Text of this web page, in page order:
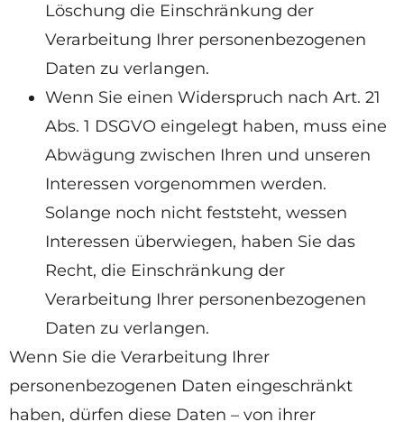
Löschung die Einschränkung der
Verarbeitung Ihrer personenbezogenen
Daten zu verlangen.
Wenn Sie einen Widerspruch nach Art. 21
Abs. 1 DSGVO eingelegt haben, muss eine
Abwägung zwischen Ihren und unseren
Interessen vorgenommen werden.
Solange noch nicht feststeht, wessen
Interessen überwiegen, haben Sie das
Recht, die Einschränkung der
Verarbeitung Ihrer personenbezogenen
Daten zu verlangen.
Wenn Sie die Verarbeitung Ihrer
personenbezogenen Daten eingeschränkt
haben, dürfen diese Daten – von ihrer